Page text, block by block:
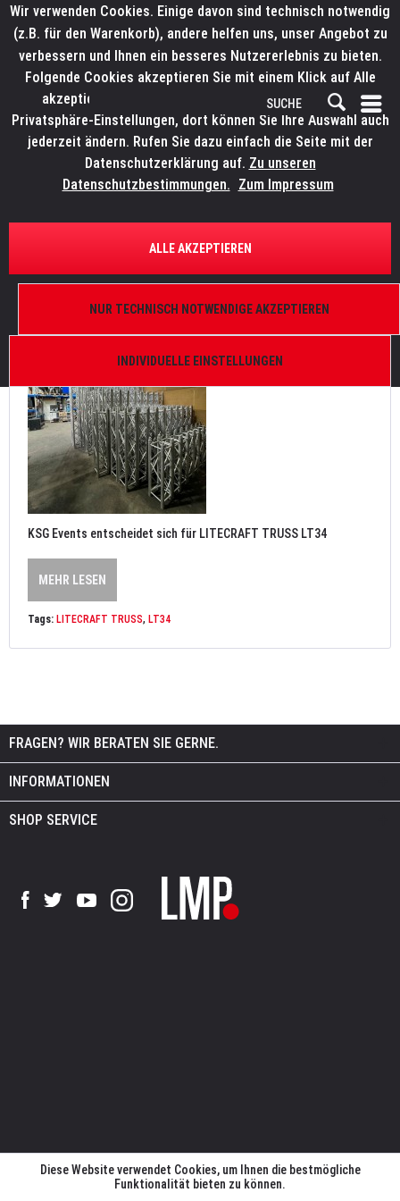
FILTERN
KSG Events wählt LITECRAFT TRUSS
Von: Bianca Wilmsmann 14.06.24 08:30 0 Kommentare
KSG Events entscheidet sich für LITECRAFT TRUSS LT34
MEHR LESEN
Tags: LITECRAFT TRUSS, LT34
FRAGEN? WIR BERATEN SIE GERNE.
INFORMATIONEN
SHOP SERVICE
Wir verwenden Cookies. Einige davon sind technisch notwendig
(z.B. für den Warenkorb), andere helfen uns, unser Angebot zu
verbessern und Ihnen ein besseres Nutzererlebnis zu bieten.
Folgende Cookies akzeptieren Sie mit einem Klick auf Alle
akzeptieren. Weitere Informationen finden Sie in den
Privatsphäre-Einstellungen, dort können Sie Ihre Auswahl auch
jederzeit ändern. Rufen Sie dazu einfach die Seite mit der
Datenschutzerklärung auf. Zu unseren
Datenschutzbestimmungen. Zum Impressum
INDIVIDUELLE EINSTELLUNGEN
NUR TECHNISCH NOTWENDIGE AKZEPTIEREN
ALLE AKZEPTIEREN
Diese Website verwendet Cookies, um Ihnen die bestmögliche
Funktionalität bieten zu können.